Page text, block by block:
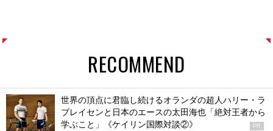
RECOMMEND
世界の頂点に君臨し続けるオランダの超人ハリー・ラ
ブレイセンと日本のエースの太田海也「絶対王者から
学ぶこと」《ケイリン国際対談②》
PR